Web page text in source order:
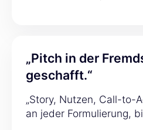
„Pitch in der
geschafft.“
„Story, Nutzen, Call-to-
an jeder Formulierung,